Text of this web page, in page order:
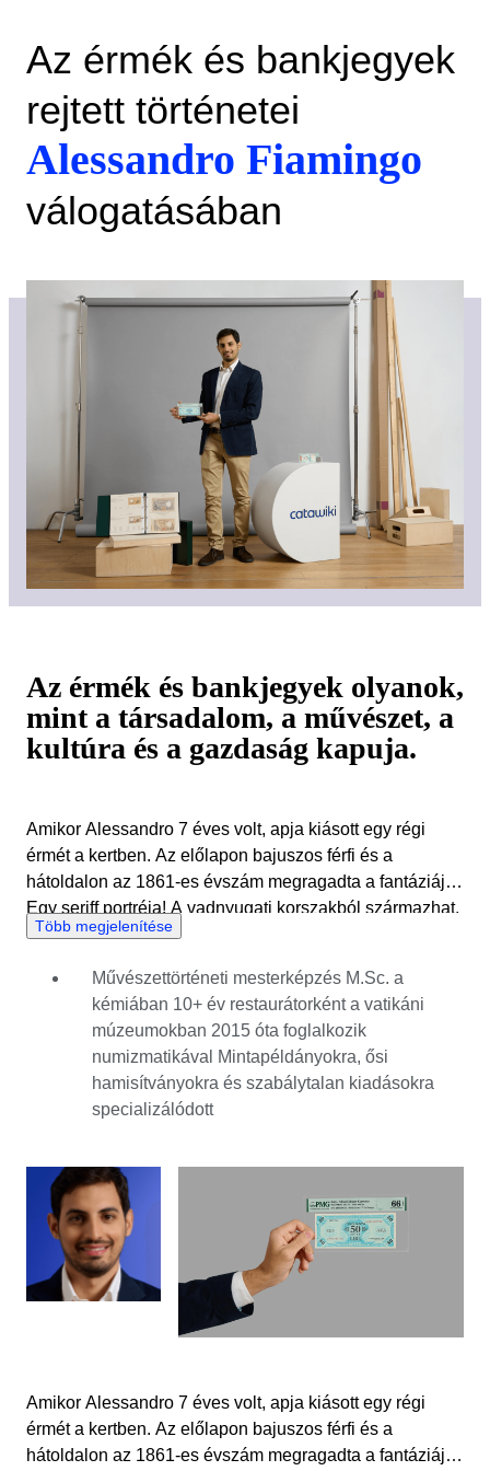
Az érmék és bankjegyek
rejtett történetei
Alessandro Fiamingo
válogatásában
Az érmék és bankjegyek olyanok,
mint a társadalom, a művészet, a
kultúra és a gazdaság kapuja.
Amikor Alessandro 7 éves volt, apja kiásott egy régi
érmét a kertben. Az előlapon bajuszos férfi és a
hátoldalon az 1861-es évszám megragadta a fantáziáját.
Egy seriff portréja! A vadnyugati korszakból származhat,
amikor ez a hátsó udvar sivatag volt! Vagy legalábbis ezt
centes Vittorio Emanuele II érme életre szóló
érdeklődést váltott ki. Ma már lelkes numizmatikai
gyűjtő, vásárló és eladó, szenvedélyének
középpontjában még mindig a letűnt korok
hétköznapjainak elképzelése áll. Hány leosztást értek
meg ezek az érmék? Hány évig használták őket?
osztályozási készségek alapja, a versenyvívás
tapasztalata pedig a világ minden tájáról érkező vevők
és eladók támogatására ösztökéli és együttműködő
szellemet biztosít. A Catawikin az egyik leglenyűgözőbb
tárgy, amellyel eddig találkozott, egy 1746-os olasz
bankjegy volt. Megdöbbentő, hogy 1000 frankot ért, ami
egy mai nagy belvárosi lakás költségének felelne meg.
Több megjelenítése
Művészettörténeti mesterképzés M.Sc. a
kémiában 10+ év restaurátorként a vatikáni
múzeumokban 2015 óta foglalkozik
numizmatikával Mintapéldányokra, ősi
hamisítványokra és szabálytalan kiadásokra
specializálódott
Amikor Alessandro 7 éves volt, apja kiásott egy régi
érmét a kertben. Az előlapon bajuszos férfi és a
hátoldalon az 1861-es évszám megragadta a fantáziáját.